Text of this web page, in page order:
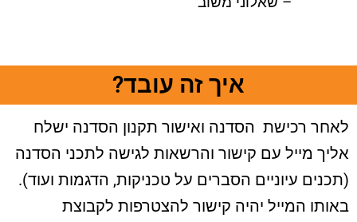
איך זה עובד?
לאחר רכישת הסדנה ואישור תקנון הסדנה ישלח
אליך מייל עם קישור והרשאות לגישה לתכני הסדנה
(תכנים עיוניים הסברים על טכניקות, הדגמות ועוד).
באותו המייל יהיה קישור להצטרפות לקבוצת